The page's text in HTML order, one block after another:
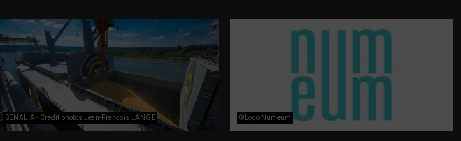
SENALIA - Crédit photos Jean-François LANGE ©Logo Numeum